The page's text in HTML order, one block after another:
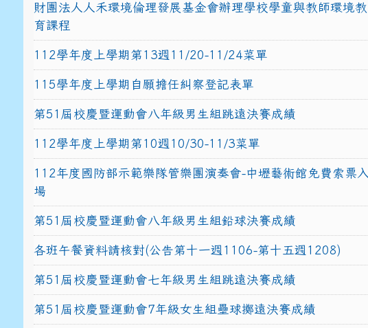
財團法人人禾環境倫理發展基金會辦理學校學童與教師環境教
育課程
112學年度上學期第13週11/20-11/24菜單
115學年度上學期自願擔任糾察登記表單
第51屆校慶暨運動會八年級男生組跳遠決賽成績
112學年度上學期第10週10/30-11/3菜單
112年度國防部示範樂隊管樂團演奏會-中壢藝術館免費索票入
場
第51屆校慶暨運動會八年級男生組鉛球決賽成績
各班午餐資料請核對(公告第十一週1106-第十五週1208)
第51屆校慶暨運動會七年級男生組跳遠決賽成績
第51屆校慶暨運動會7年級女生組壘球擲遠決賽成績